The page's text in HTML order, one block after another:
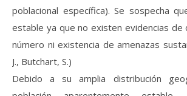
poblacional específica). Se sospecha
estable ya que no existen evidencias de
número ni existencia de amenazas
J., Butchart, S.)
Debido a su amplia distribución